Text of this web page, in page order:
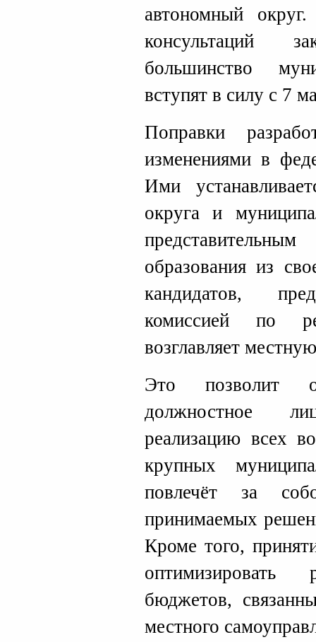
автономный
консультаций
большинство
вступят в силу с 7
Поправки
изменениями в
Ими
округа и
образования из
кандидатов,
комиссией по
возглавляет
Это позволит
должностное
реализацию всех
крупных
повлечёт за
принимаемых
Кроме того,
оптимизировать
бюджетов,
местного